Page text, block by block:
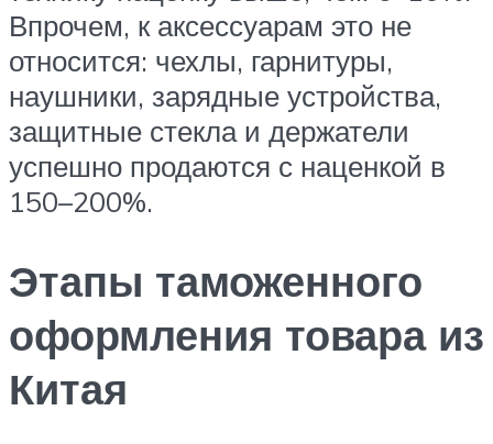
Впрочем, к аксессуарам это не
относится: чехлы, гарнитуры,
наушники, зарядные устройства,
защитные стекла и держатели
успешно продаются с наценкой в
150–200%.
Этапы таможенного
оформления товара из
Китая